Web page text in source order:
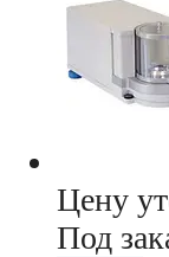
Цену
Под